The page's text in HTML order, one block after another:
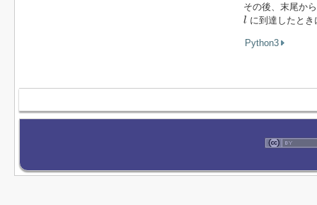
その後、末尾か
l
l に到達したと
Python3